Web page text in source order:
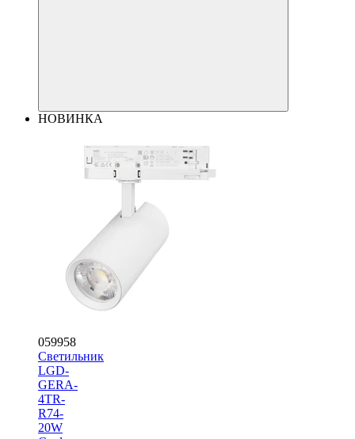
НОВИНКА
059958
Светильник
LGD-
GERA-
4TR-
R74-
20W